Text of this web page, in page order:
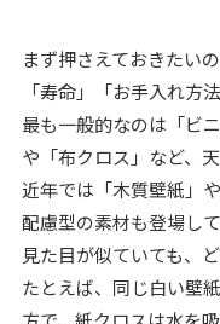
まず押さえておきたい
「寿命」「お手入れ方
最も一般的なのは「ビ
や「布クロス」など、
近年では「木質壁紙」
配慮型の素材も登場して
見た目が似ていても、
たとえば、同じ白い壁